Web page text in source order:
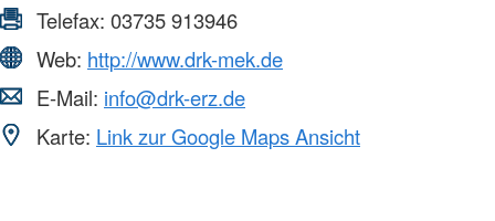
Telefax: 03735 913946
Web: http://www.drk-mek.de
E-Mail: info@drk-erz.de
Karte: Link zur Google Maps Ansicht